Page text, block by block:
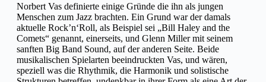
Norbert Vas definierte einige Gründe die ihn als jungen
Menschen zum Jazz brachten. Ein Grund war der damals
aktuelle Rock’n‘Roll, als Beispiel sei „Bill Haley and the
Comets“ genannt, einerseits, und Glenn Miller mit seinem
sanften Big Band Sound, auf der anderen Seite. Beide
musikalischen Spielarten beeindruckten Vas, und wären,
speziell was die Rhythmik, die Harmonik und solistische